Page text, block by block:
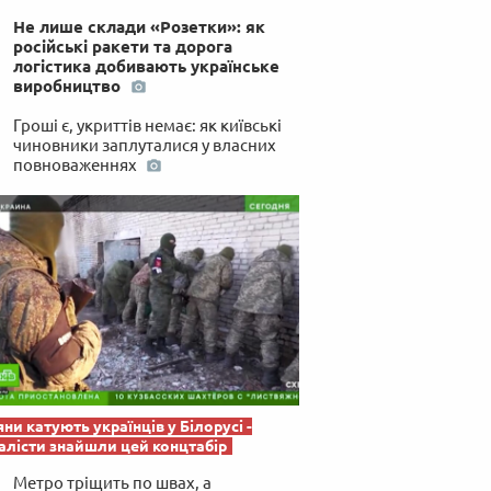
Не лише склади «Розетки»: як
російські ракети та дорога
логістика добивають українське
виробництво
Гроші є, укриттів немає: як київські
чиновники заплуталися у власних
повноваженнях
катують українців у Білорусі -
знайшли цей концтабір
Метро тріщить по швах, а